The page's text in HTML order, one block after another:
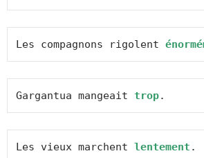
Les compagnons rigolent
Gargantua mangeait trop.
Les vieux marchent lentement .